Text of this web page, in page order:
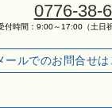
0776-38-
付時間：9:00～17:00（土日
ールでのお問合せは